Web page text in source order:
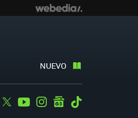
NUEVO
Facebook
TwitterYoutubeInstagramgooglenews